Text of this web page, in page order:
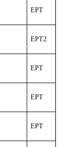
ΕΡΤ
ΕΡΤ2
ΕΡΤ
ΕΡΤ
ΕΡΤ